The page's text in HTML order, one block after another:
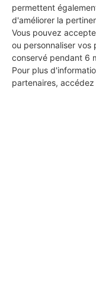
permettent
d'améliorer la
Vous pouvez
ou personnaliser vos
conservé pendant 6
Pour plus
partenaires,